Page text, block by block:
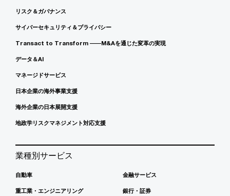
リスク＆ガバナンス
サイバーセキュリティ＆プライバシー
Transact to Transform ――M&Aを通じた変革の実現
データ＆AI
マネージドサービス
日本企業の海外事業支援
海外企業の日本展開支援
地政学リスクマネジメント対応支援
業種別サービス
自動車
重工業・エンジニアリング
金融サービス
銀行・証券